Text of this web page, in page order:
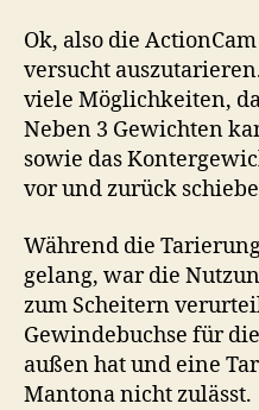
Ok, also die
versucht
viele Möglichkeiten,
Neben 3 Gewichten
sowie das
vor und zurück
Während die
gelang, war die
zum Scheitern
Gewindebuchse für
außen hat und eine
Mantona nicht zulässt.